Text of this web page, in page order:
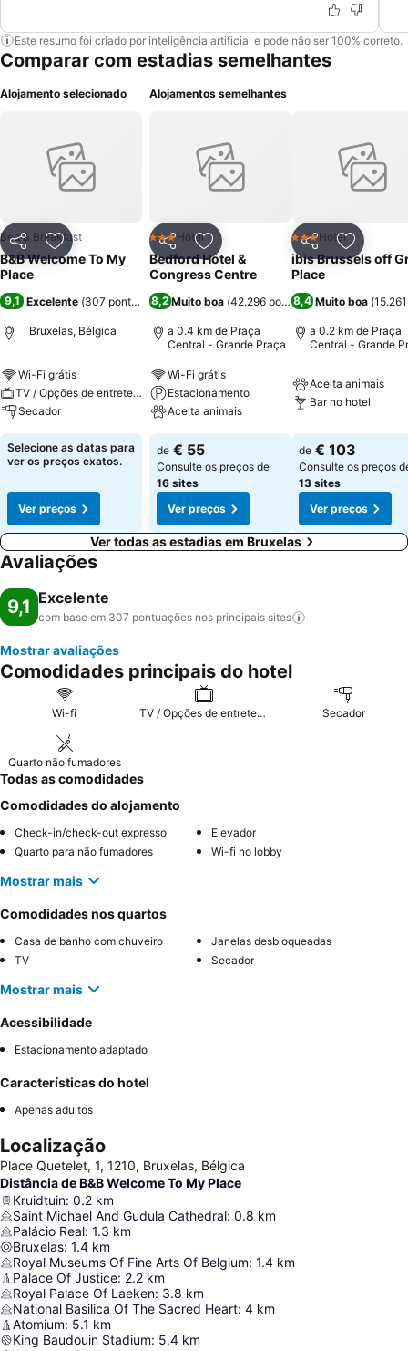
Este resumo foi criado por inteligência artificial e pode não ser 100% correto.
Comparar com estadias semelhantes
Alojamento selecionado
PartilharAdicionar aos favoritos
Bed & Breakfast
B&B Welcome To My
Place
9,1 Excelente (307 pontuações)
Bruxelas, Bélgica
Wi-Fi grátis
TV / Opções de entretenimento
Secador
Selecione as datas para
ver os preços exatos.
Ver preços
Alojamentos semelhantes
PartilharAdicionar aos favoritos
3 Estrelas
Hotel
Bedford Hotel &
Congress Centre
8,2 Muito boa (42.296 pontuações)
a 0.4 km de Praça
Central - Grande Praça
Wi-Fi grátis
Estacionamento
Aceita animais
de € 55
Consulte os preços de
16 sites
Ver preços
Partilhar
3 Estrelas
Hotel
ibis Brussels off
Place
8,4 Muito boa (
a 0.2 km de Praça
Central - Grande
Aceita animais
Bar no hotel
de € 103
Consulte os preços
13 sites
Ver preços
Ver todas as estadias em Bruxelas
Avaliações
9,1 Excelente
com base em 307 pontuações nos principais sites
Mostrar avaliações
Comodidades principais do hotel
Wi-fi TV / Opções de entretenimento Secador
Quarto não fumadores
Todas as comodidades
Comodidades do alojamento
Check-in/check-out expresso
Elevador
Quarto para não fumadores
Wi-fi no lobby
Mostrar mais
Comodidades nos quartos
Casa de banho com chuveiro
Janelas desbloqueadas
TV
Secador
Mostrar mais
Acessibilidade
Estacionamento adaptado
Características do hotel
Apenas adultos
Localização
Place Quetelet, 1, 1210, Bruxelas, Bélgica
Distância de B&B Welcome To My Place
Kruidtuin: 0.2 km
Saint Michael And Gudula Cathedral: 0.8 km
Palácio Real: 1.3 km
Bruxelas: 1.4 km
Royal Museums Of Fine Arts Of Belgium: 1.4 km
Palace Of Justice: 2.2 km
Royal Palace Of Laeken: 3.8 km
National Basilica Of The Sacred Heart: 4 km
Atomium: 5.1 km
King Baudouin Stadium: 5.4 km